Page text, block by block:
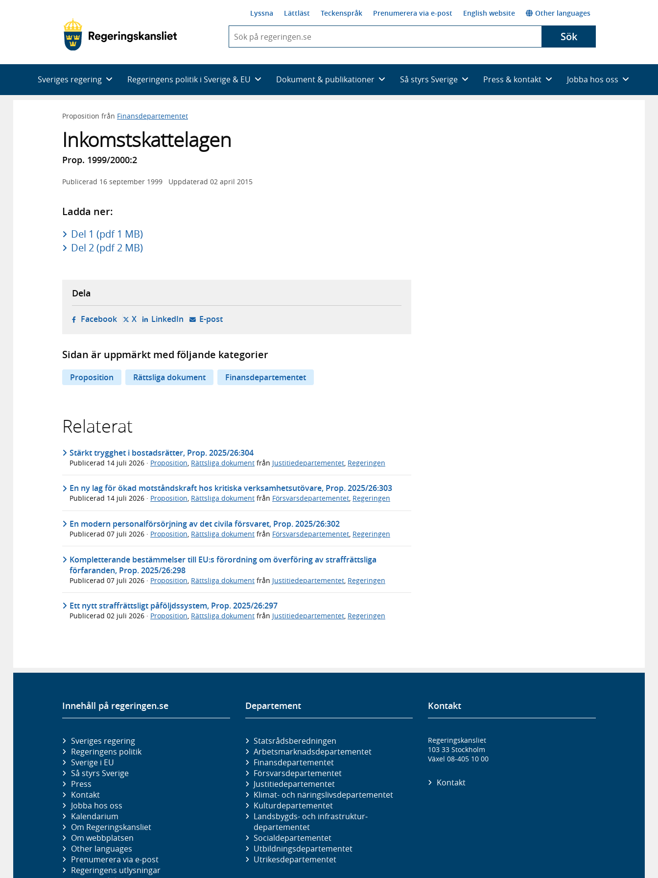
Lyssna Lättläst Teckenspråk Prenumerera via e-post English website Other languages
du
skriva
framträder
en
Sök
Sveriges regering Regeringens politik i Sverige & EU Dokument & publikationer Så styrs Sverige Press & kontakt Jobba hos oss
Proposition från Finansdepartementet
Inkomstskattelagen
Prop. 1999/2000:2
Publicerad 16 september 1999 Uppdaterad 02 april 2015
Ladda ner:
Del 1 (pdf 1 MB)
Del 2 (pdf 2 MB)
Dela
Facebook- öppnas i ny flik, extern webbplats,
X- öppnas i ny flik, extern webbplats,
LinkedIn- öppnas i ny flik, extern webbplats,
E-post- öppnar din e-postklient,
Sidan är uppmärkt med följande kategorier
Proposition Rättsliga dokument Finansdepartementet
Relaterat
Stärkt trygghet i bostadsrätter, Prop. 2025/26:304
Publicerad 14 juli 2026 · Proposition Rättsliga dokument från Justitiedepartementet Regeringen
En ny lag för ökad motståndskraft hos kritiska verksamhetsutövare, Prop. 2025/26:303
Publicerad 14 juli 2026 · Proposition, Rättsliga dokument från Försvarsdepartementet, Regeringen
En modern personalförsörjning av det civila försvaret, Prop. 2025/26:302
Publicerad 07 juli 2026 · Proposition, Rättsliga dokument från Försvarsdepartementet, Regeringen
Kompletterande bestämmelser till EU:s förordning om överföring av straffrättsliga
förfaranden, Prop. 2025/26:298
Publicerad 07 juli 2026 · Proposition Rättsliga dokument från Justitiedepartementet Regeringen
Ett nytt straffrättsligt påföljdssystem, Prop. 2025/26:297
Publicerad 02 juli 2026 · Proposition, Rättsliga dokument från Justitiedepartementet, Regeringen
Innehåll på regeringen.se
Sveriges regering
Regeringens politik
Sverige i EU
Så styrs Sverige
Press
Kontakt
Jobba hos oss
Kalendarium
Om Regeringskansliet
Om webbplatsen
Other languages
Prenumerera via e-post
Regeringens utlysningar
Departement
Statsrådsberedningen
Arbetsmarknads­departementet
Finans­departementet
Försvars­departementet
Justitie­departementet
Klimat- och näringslivs­departementet
Kultur­departementet
Landsbygds- och infrastruktur­
departementet
Social­departementet
Utbildnings­departementet
Utrikes­departementet
Kontakt
Regeringskansliet
103 33 Stockholm
Växel 08-405 10 00
Kontakt